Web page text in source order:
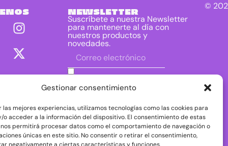
Gestionar consentimiento
las mejores experiencias, utilizamos tecnologías como las cookies para
o acceder a la información del dispositivo. El consentimiento de estas
permitirá procesar datos como el comportamiento de navegación o
únicas en este sitio. No consentir o retirar el consentimiento,
NEWSLETTER
Suscríbete a nuestra Newsletter
para mantenerte al día con
nuestros productos y
novedades.
contenidas en la política de privacidad
sobre el tratamiento de mis datos para
DIRAC DIST, S.L. como responsable del
tratamiento tratará tus datos con la finalidad de
dar respuesta a tu consulta o petición. Puedes
acceder, rectificar y suprimir tus datos, así como
ejercer otros derechos consultando la
©